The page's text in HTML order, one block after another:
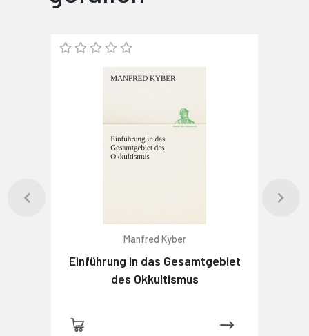
Manfred Kyber
Einführung in das Gesamtgebiet
des Okkultismus